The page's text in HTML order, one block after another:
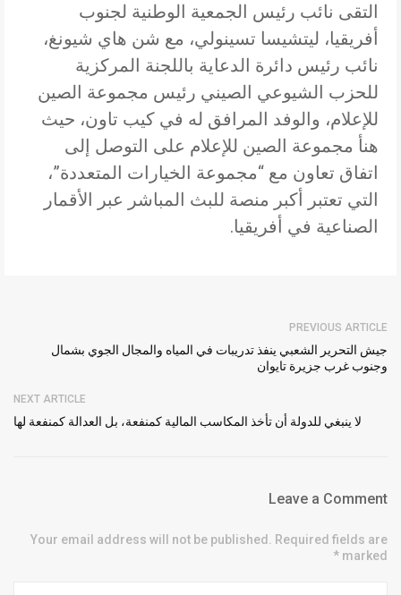
التقى نائب رئيس الجمعية الوطنية لجنوب
أفريقيا، ليتشيسا تسينولي، مع شن هاي شيونغ،
نائب رئيس دائرة الدعاية باللجنة المركزية
للحزب الشيوعي الصيني رئيس مجموعة الصين
للإعلام، والوفد المرافق له في كيب تاون، حيث
هنأ مجموعة الصين للإعلام على التوصل إلى
اتفاق تعاون مع “مجموعة الخيارات المتعددة”،
التي تعتبر أكبر منصة للبث المباشر عبر الأقمار
الصناعية في أفريقيا.
PREVIOUS ARTICLE
جيش التحرير الشعبي ينفذ تدريبات في المياه والمجال الجوي بشمال
وجنوب غرب جزيرة تايوان
NEXT ARTICLE
لا ينبغي للدولة أن تأخذ المكاسب المالية كمنفعة، بل العدالة كمنفعة لها
Leave a Comment
Your email address will not be published. Required fields are
marked *